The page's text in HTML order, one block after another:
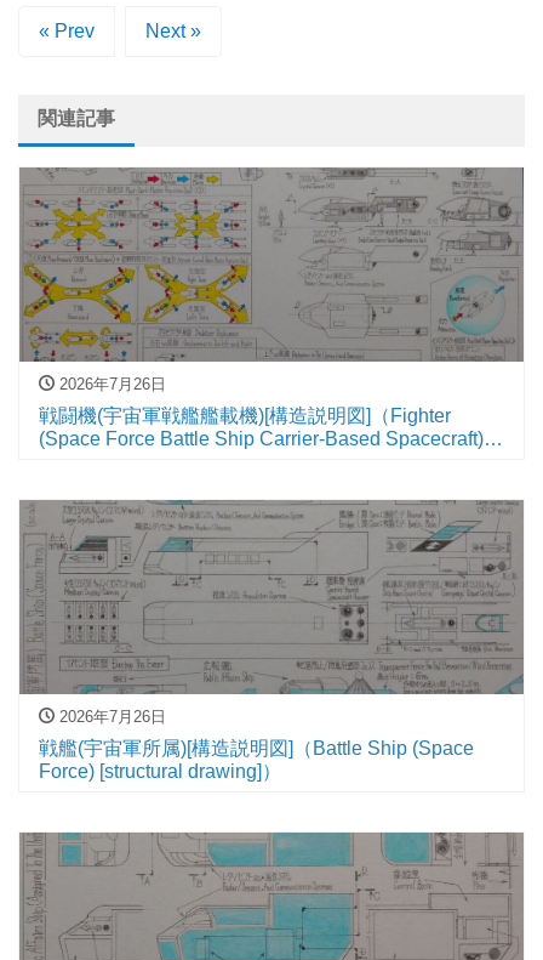
« Prev Next »
関連記事
2026年7月26日
戦闘機(宇宙軍戦艦艦載機)[構造説明図]（Fighter
(Space Force Battle Ship Carrier-Based Spacecraft)
2026年7月26日
戦艦(宇宙軍所属)[構造説明図]（Battle Ship (Space
Force) [structural drawing]）